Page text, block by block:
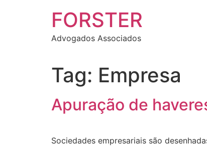
FORSTER
Advogados Associados
Tag: Empresa
Apuração de
Sociedades empresariais são